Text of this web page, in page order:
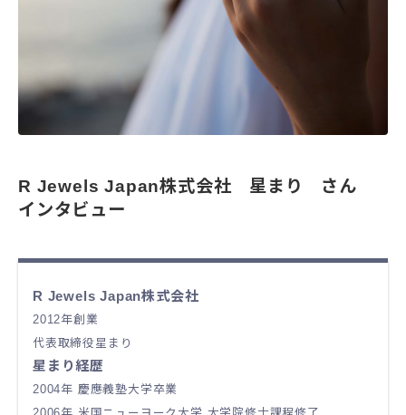
R Jewels Japan株式会社 星まり さん
インタビュー
R Jewels Japan株式会社
2012年創業
代表取締役星まり
星まり経歴
2004年 慶應義塾大学卒業